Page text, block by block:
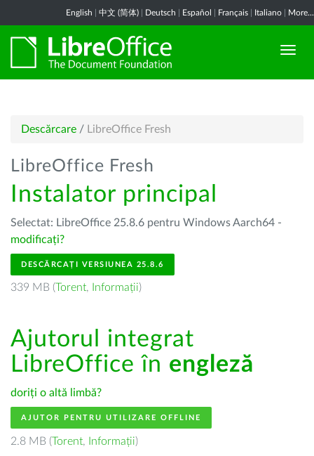
English 中文 (简体) Deutsch Español Français Italiano More...
Descărcare / LibreOffice Fresh
LibreOffice Fresh
Instalator principal
Selectat: LibreOffice 25.8.6 pentru Windows Aarch64 -
modificați?
DESCĂRCAȚI VERSIUNEA 25.8.6
339 MB (Torent, Informații)
Ajutorul integrat
LibreOffice în engleză
doriți o altă limbă?
AJUTOR PENTRU UTILIZARE OFFLINE
2.8 MB (Torent, Informații)